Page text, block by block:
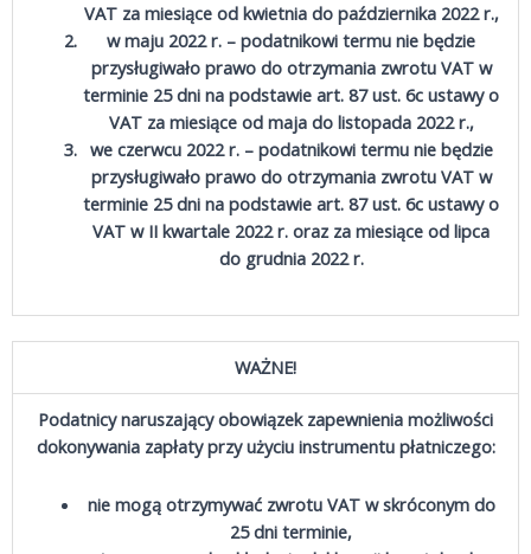
VAT za miesiące od kwietnia do października 2022 r.,
w maju 2022 r. – podatnikowi termu nie będzie
przysługiwało prawo do otrzymania zwrotu VAT w
terminie 25 dni na podstawie art. 87 ust. 6c ustawy o
VAT za miesiące od maja do listopada 2022 r.,
we czerwcu 2022 r. – podatnikowi termu nie będzie
przysługiwało prawo do otrzymania zwrotu VAT w
terminie 25 dni na podstawie art. 87 ust. 6c ustawy o
VAT w II kwartale 2022 r. oraz za miesiące od lipca
do grudnia 2022 r.
WAŻNE!
Podatnicy naruszający obowiązek zapewnienia możliwości
dokonywania zapłaty przy użyciu instrumentu płatniczego:
nie mogą otrzymywać zwrotu VAT w skróconym do
25 dni terminie,